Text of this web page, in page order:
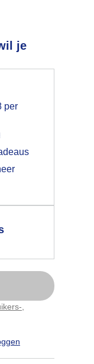
je
per
Zoeken in
in de
voor
hebt
up uit
pop-up